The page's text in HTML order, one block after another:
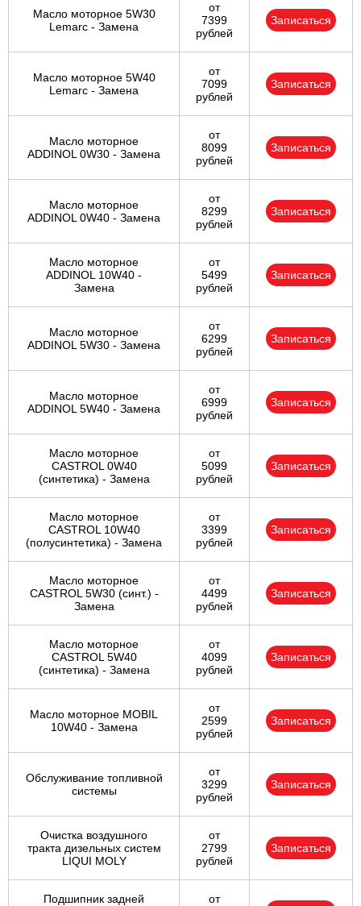
Масло моторное 5W30
Lemarc - Замена
от
7399
рублей
Записаться
Масло моторное 5W40
Lemarc - Замена
от
7099
рублей
Записаться
Масло моторное
ADDINOL 0W30 - Замена
от
8099
рублей
Записаться
Масло моторное
ADDINOL 0W40 - Замена
от
8299
рублей
Записаться
Масло моторное
ADDINOL 10W40 -
Замена
от
5499
рублей
Записаться
Масло моторное
ADDINOL 5W30 - Замена
от
6299
рублей
Записаться
Масло моторное
ADDINOL 5W40 - Замена
от
6999
рублей
Записаться
Масло моторное
CASTROL 0W40
(синтетика) - Замена
от
5099
рублей
Записаться
Масло моторное
CASTROL 10W40
(полусинтетика) - Замена
от
3399
рублей
Записаться
Масло моторное
CASTROL 5W30 (синт.) -
Замена
от
4499
рублей
Записаться
Масло моторное
CASTROL 5W40
(синтетика) - Замена
от
4099
рублей
Записаться
Масло моторное MOBIL
10W40 - Замена
от
2599
рублей
Записаться
Обслуживание топливной
системы
от
3299
рублей
Записаться
Очистка воздушного
тракта дизельных систем
LIQUI MOLY
от
2799
рублей
Записаться
Подшипник задней
от